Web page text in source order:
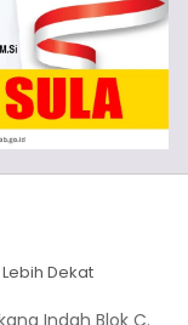
Dekat
Indah Blok C.